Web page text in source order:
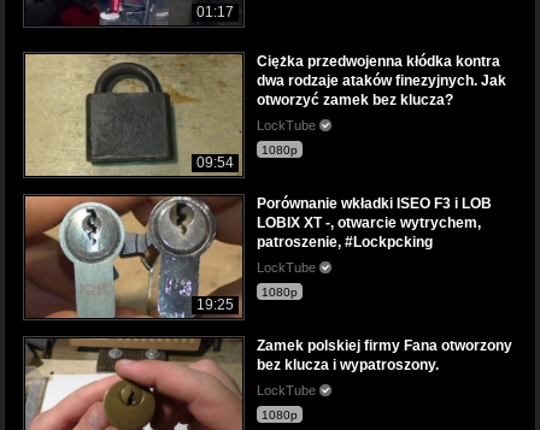
01:17
09:54
Ciężka przedwojenna kłódka kontra
dwa rodzaje ataków finezyjnych. Jak
otworzyć zamek bez klucza?
LockTube
1080p
19:25
Porównanie wkładki ISEO F3 i LOB
LOBIX XT -, otwarcie wytrychem,
patroszenie, #Lockpcking
LockTube
1080p
Zamek polskiej firmy Fana otworzony
bez klucza i wypatroszony.
LockTube
1080p